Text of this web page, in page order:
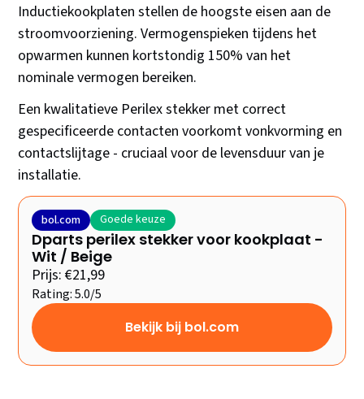
Inductiekookplaten stellen de hoogste eisen aan de
stroomvoorziening. Vermogenspieken tijdens het
opwarmen kunnen kortstondig 150% van het
nominale vermogen bereiken.
Een kwalitatieve Perilex stekker met correct
gespecificeerde contacten voorkomt vonkvorming en
contactslijtage - cruciaal voor de levensduur van je
installatie.
bol.com Goede keuze
Dparts perilex stekker voor kookplaat -
Wit / Beige
Prijs: €21,99
Rating: 5.0/5
Bekijk bij bol.com